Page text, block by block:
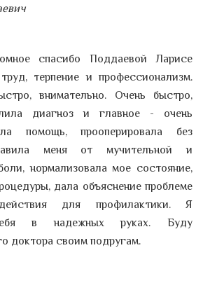
спасибо Поддаевой Ларисе
терпение и профессионализм.
внимательно. Очень быстро,
диагноз и главное - очень
помощь, прооперировала без
меня от мучительной и
нормализовала мое состояние,
дала объяснение проблеме
для профилактики. Я
в надежных руках. Буду
доктора своим подругам.